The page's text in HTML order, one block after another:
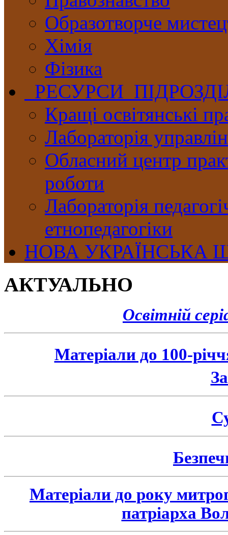
Образотворче
Хімія
Фізика
РЕСУРСИ
Кращі освітянські
Лабораторія
Обласний центр
роботи
Лабораторія
етнопедагогіки
НОВА УКРАЇНСЬКА
АКТУАЛЬНО
Освітній
Матеріали до 100-
Матеріали до року
патріарха